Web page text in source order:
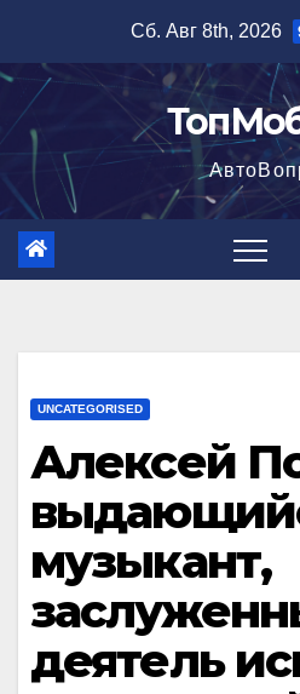
содержимому
Сб. Авг 8th, 2026
UNCATEGORISED
Алексей
музыкант,
деятель